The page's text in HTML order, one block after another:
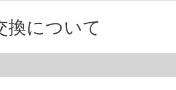
換について